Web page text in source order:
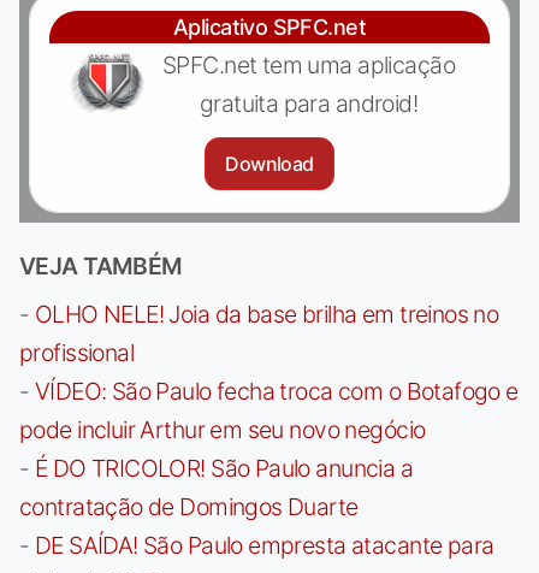
Aplicativo SPFC.net
SPFC.net tem uma aplicação
gratuita para android!
Download
VEJA TAMBÉM
- OLHO NELE! Joia da base brilha em treinos no
profissional
- VÍDEO: São Paulo fecha troca com o Botafogo e
pode incluir Arthur em seu novo negócio
- É DO TRICOLOR! São Paulo anuncia a
contratação de Domingos Duarte
- DE SAÍDA! São Paulo empresta atacante para